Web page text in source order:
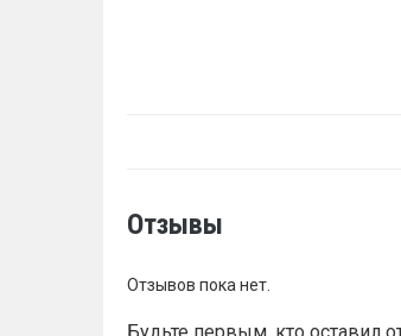
Отзывы
Отзывов пока нет.
Будьте первым, кто оставил